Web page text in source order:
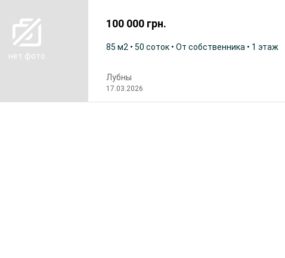
нет фото
100 000 грн.
85 м2 • 50 соток • От собственника • 1 этаж
Лубны
17.03.2026